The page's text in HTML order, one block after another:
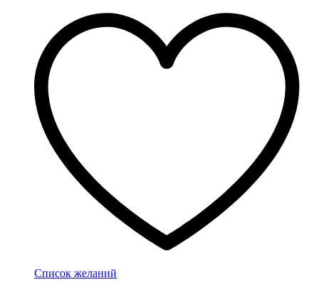
Список желаний